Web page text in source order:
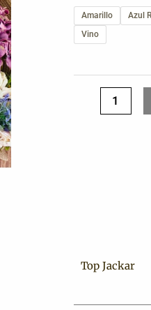
Amarillo Azul
Vino
cantidad
Top Jackar